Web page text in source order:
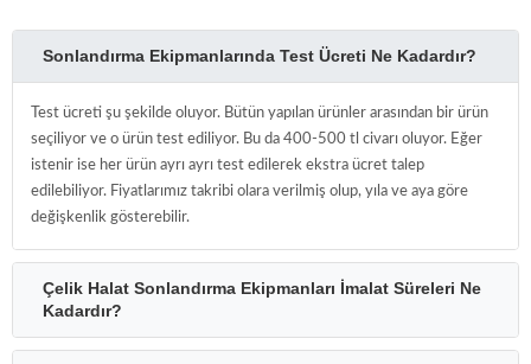
Sonlandırma Ekipmanlarında Test Ücreti Ne Kadardır?
Test ücreti şu şekilde oluyor. Bütün yapılan ürünler arasından bir ürün
seçiliyor ve o ürün test ediliyor. Bu da 400-500 tl civarı oluyor. Eğer
istenir ise her ürün ayrı ayrı test edilerek ekstra ücret talep
edilebiliyor. Fiyatlarımız takribi olara verilmiş olup, yıla ve aya göre
değişkenlik gösterebilir.
Çelik Halat Sonlandırma Ekipmanları İmalat Süreleri Ne
Kadardır?